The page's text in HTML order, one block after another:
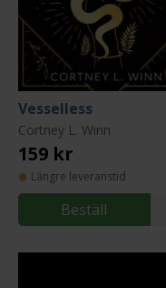
Vesselless
Cortney L. Winn
159 kr
Längre leveranstid
Beställ